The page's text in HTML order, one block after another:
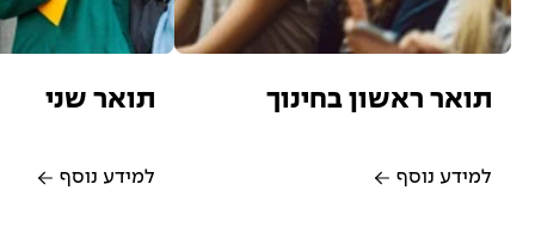
תואר ראשון בחינוך
למידע נוסף
תואר שני
למידע נוסף